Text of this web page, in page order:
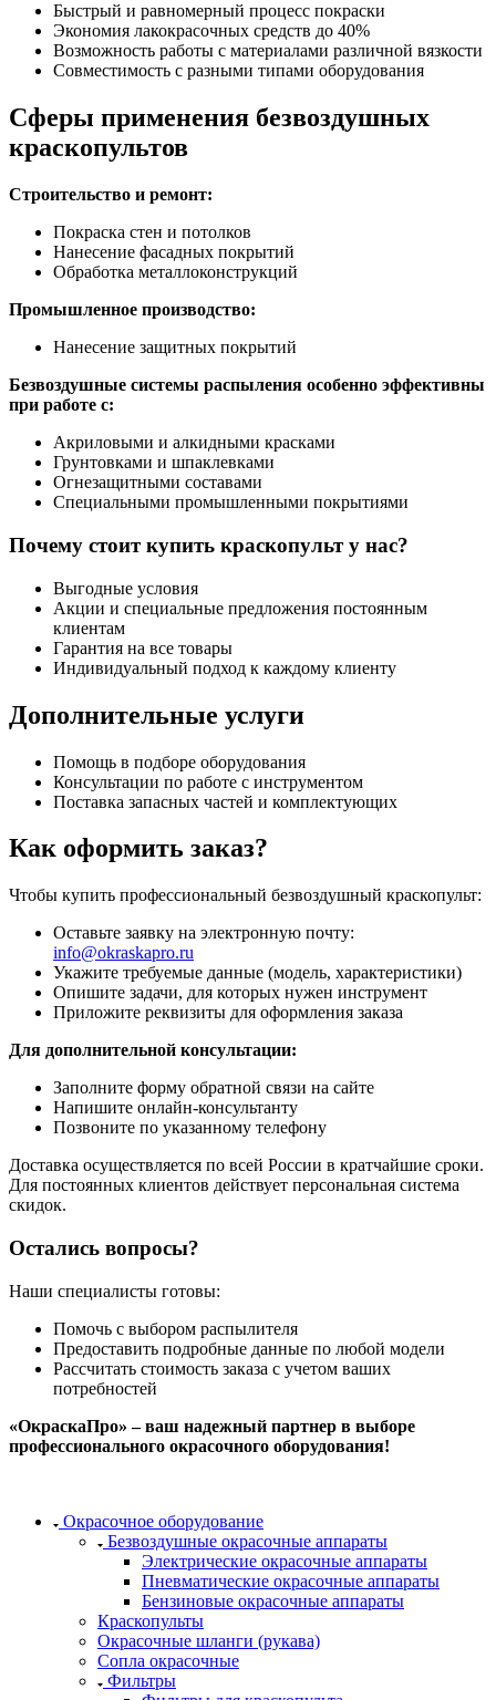
Быстрый и равномерный процесс покраски
Экономия лакокрасочных средств до 40%
Возможность работы с материалами различной вязкости
Совместимость с разными типами оборудования
Сферы применения безвоздушных
краскопультов
Строительство и ремонт:
Покраска стен и потолков
Нанесение фасадных покрытий
Обработка металлоконструкций
Промышленное производство:
Нанесение защитных покрытий
Безвоздушные системы распыления особенно эффективны
при работе с:
Акриловыми и алкидными красками
Грунтовками и шпаклевками
Огнезащитными составами
Специальными промышленными покрытиями
Почему стоит купить краскопульт у нас?
Выгодные условия
Акции и специальные предложения постоянным
клиентам
Гарантия на все товары
Индивидуальный подход к каждому клиенту
Дополнительные услуги
Помощь в подборе оборудования
Консультации по работе с инструментом
Поставка запасных частей и комплектующих
Как оформить заказ?
Чтобы купить профессиональный безвоздушный краскопульт:
Оставьте заявку на электронную почту:
info@okraskapro.ru
Укажите требуемые данные (модель, характеристики)
Опишите задачи, для которых нужен инструмент
Приложите реквизиты для оформления заказа
Для дополнительной консультации:
Заполните форму обратной связи на сайте
Напишите онлайн-консультанту
Позвоните по указанному телефону
Доставка осуществляется по всей России в кратчайшие сроки.
Для постоянных клиентов действует персональная система
скидок.
Остались вопросы?
Наши специалисты готовы:
Помочь с выбором распылителя
Предоставить подробные данные по любой модели
Рассчитать стоимость заказа с учетом ваших
потребностей
«ОкраскаПро» – ваш надежный партнер в выборе
профессионального окрасочного оборудования!
Окрасочное оборудование
Безвоздушные окрасочные аппараты
Электрические окрасочные аппараты
Пневматические окрасочные аппараты
Бензиновые окрасочные аппараты
Краскопульты
Окрасочные шланги (рукава)
Сопла окрасочные
Фильтры